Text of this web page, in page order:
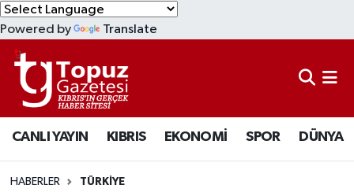
Powered by Translate
CANLI YAYIN KIBRIS EKONOMİ SPOR DÜNYA
HABERLER TÜRKİYE
KIBRIS
DÜNYA
EKONOMİ
MAGAZİN
Lefkoşa Nöbetçi Eczaneler
Lefkoşa Hava Durumu
Lefkoşa Trafik Yoğunluk Haritası
Süper Lig Puan Durumu ve Fikstür